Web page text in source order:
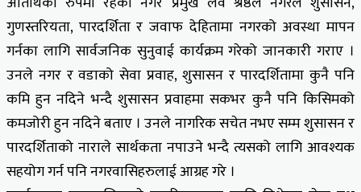
गुणस्तरियता, पारदर्शिता र जवाफ देहितामा नगरको अवस्था मापन
गर्नका लागि सार्वजनिक सुनुवाई कार्यक्रम गरेको जानकारी गराए ।
उनले नगर र वडाको सेवा प्रवाह, शुसासन र पारदर्शितामा कुनै पनि
कमि हुन नदिने भन्दै शुसासन प्रवाहमा सकभर कुनै पनि किसिमको
कमजोरी हुन नदिने बताए । उनले नागरिक सचेत नभए सम्म शुसासन र
पारदर्शिताको नाराले सार्थकता नपाउने भन्दै त्यसको लागि आवश्यक
सहयोग गर्न पनि नगरवासिहरुलाई आग्रह गरे ।